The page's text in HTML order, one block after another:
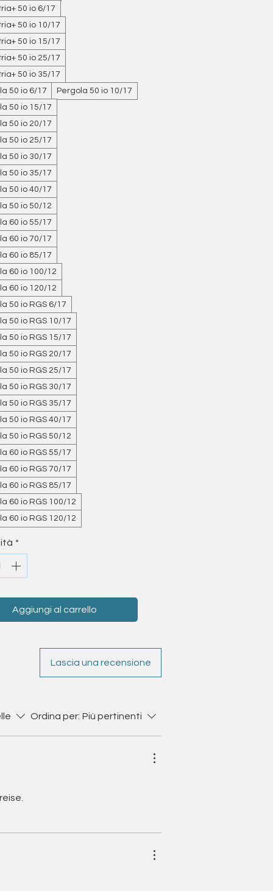
50 io 6/17
50 io 10/17
50 io 15/17
50 io 25/17
50 io 35/17
50 io 6/17
Pergola 50 io 10/17
50 io 15/17
50 io 20/17
50 io 25/17
50 io 30/17
50 io 35/17
50 io 40/17
50 io 50/12
60 io 55/17
60 io 70/17
60 io 85/17
60 io 100/12
60 io 120/12
50 io RGS 6/17
50 io RGS 10/17
50 io RGS 15/17
50 io RGS 20/17
50 io RGS 25/17
50 io RGS 30/17
50 io RGS 35/17
50 io RGS 40/17
50 io RGS 50/12
60 io RGS 55/17
60 io RGS 70/17
60 io RGS 85/17
60 io RGS 100/12
60 io RGS 120/12
*
Aggiungi al carrello
Lascia una recensione
Ordina per: Più pertinenti